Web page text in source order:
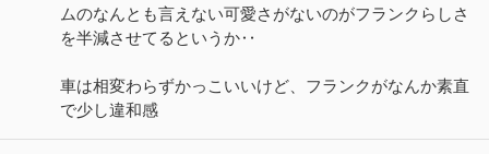
ムのなんとも言えない可愛さがないのがフランクらしさ
を半減させてるというか‥
車は相変わらずかっこいいけど、フランクがなんか素直
で少し違和感